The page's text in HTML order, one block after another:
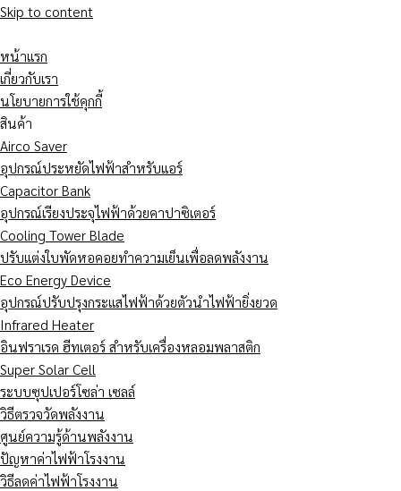
Skip to content
หน้าแรก
เกี่ยวกับเรา
นโยบายการใช้คุกกี้
สินค้า
Airco Saver
อุปกรณ์ประหยัดไฟฟ้าสำหรับแอร์
Capacitor Bank
อุปกรณ์เรียงประจุไฟฟ้าด้วยคาปาซิเตอร์
Cooling Tower Blade
ปรับแต่งใบพัดหอคอยทำความเย็นเพื่อลดพลังงาน
Eco Energy Device
อุปกรณ์ปรับปรุงกระแสไฟฟ้าด้วยตัวนำไฟฟ้ายิ่งยวด
Infrared Heater
อินฟราเรด ฮีทเตอร์ สำหรับเครื่องหลอมพลาสติก
Super Solar Cell
ระบบซุปเปอร์โซล่า เซลล์
วิธีตรวจวัดพลังงาน
ศูนย์ความรู้ด้านพลังงาน
ปัญหาค่าไฟฟ้าโรงงาน
วิธีลดค่าไฟฟ้าโรงงาน